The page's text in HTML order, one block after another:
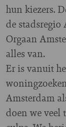
hun kiezers.
de
Orgaan
alles van.
Er is vanuit
Amsterdam
doen we